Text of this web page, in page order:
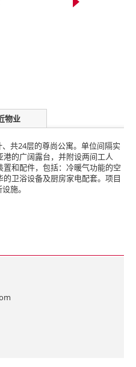
物业
共24层的尊尚公寓。单位间隔实
的广阔露台，并附设两间工人
和配件，包括：冷暖气功能的空
卫浴设备及厨房家电配套。项目
施。